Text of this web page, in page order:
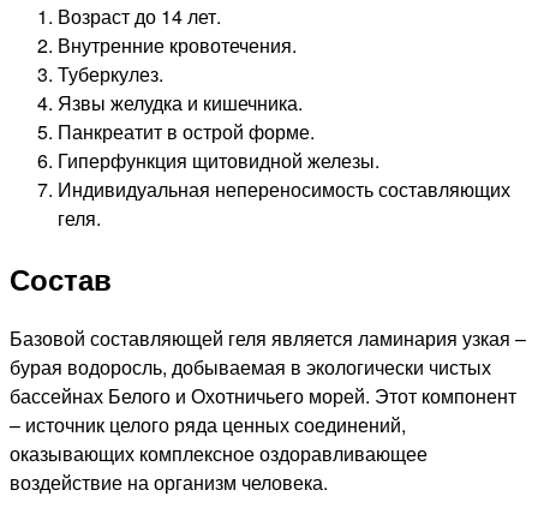
Возраст до 14 лет.
Внутренние кровотечения.
Туберкулез.
Язвы желудка и кишечника.
Панкреатит в острой форме.
Гиперфункция щитовидной железы.
Индивидуальная непереносимость составляющих
геля.
Состав
Базовой составляющей геля является ламинария узкая –
бурая водоросль, добываемая в экологически чистых
бассейнах Белого и Охотничьего морей. Этот компонент
– источник целого ряда ценных соединений,
оказывающих комплексное оздоравливающее
воздействие на организм человека.